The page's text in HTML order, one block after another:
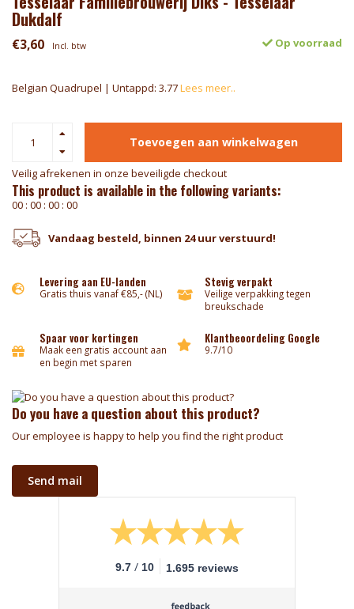
Dukdalf
€3,60 Incl. btw Op voorraad
Belgian Quadrupel | Untappd: 3.77Lees meer..
Toevoegen aan winkelwagen
Veilig afrekenen in onze beveiligde checkout
This product is available in the following variants:
00 : 00 : 00 : 00
Vandaag besteld, binnen 24 uur verstuurd!
Levering aan EU-landen
Gratis thuis vanaf €85,- (NL)
Stevig verpakt
Veilige verpakking tegen
breukschade
Spaar voor kortingen
Maak een gratis account aan
en begin met sparen
Klantbeoordeling Google
9.7/10
Do you have a question about this product?
Our employee is happy to help you find the right product
Send mail
9.7 / 10 1.695 reviews